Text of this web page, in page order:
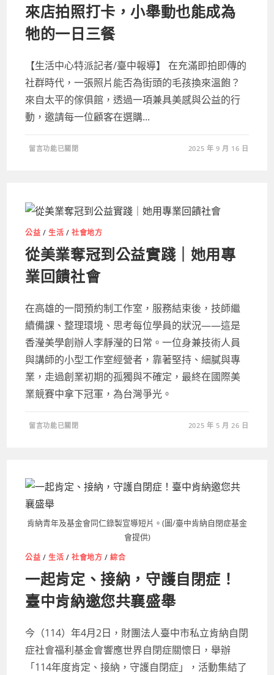
暨
義
賣
活
動
共
襄
盛
舉〉
中
來店拍照打卡，小舉動也能成為
牠的一日三餐
【生活中心特派記者/臺中報導】 在充滿即拍即傳的
社群時代，一張照片能否為街頭的毛孩換來溫飽？
來自太平的傢俱館，透過一項兼具美感與公益的行
動，邀請每一位顧客在選購...
在
〈來
小
舉
動
也
能
為
牠
的
一
日
中
留言功能已關閉 2025 年 9 月 16 日
公益 /生活 /社會地方
從美業奪冠到公益實踐｜她用專
業回饋社會
在高雄的一間預約制工作室，服務結束後，技師繼
續備課、整理環境、思考每位學員的狀況——這是
香瀅美學創辦人李靜瀅的日常。一位身兼技術人員
與講師的小型工作室經營者，靠著堅持、細膩與專
業，走過創業初期的孤獨與不確定，最終在國際美
業競賽中拿下冠軍，為台灣爭光。
在
〈從
公
益
踐
｜
她
用
回
饋
會〉
中
留言功能已關閉 2025 年 5 月 26 日
肯納青年及基金會同仁錄製宣導短片。(圖/臺中肯納自閉症基金
會提供)
公益 /生活 /社會地方 /綜合
一起肯定、接納，守護自閉症！
臺中肯納邀您共襄盛舉
今（114）年4月2日，財團法人臺中市私立肯納自閉
症社會福利基金會響應世界自閉症關懷日，舉辦
「114年度肯定、接納，守護自閉症」，活動集結了